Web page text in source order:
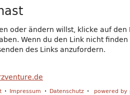
oder ändern willst, klicke auf den
Wenn du den Link nicht finden
des Links anzufordern.
Impressum Datenschutz powered by